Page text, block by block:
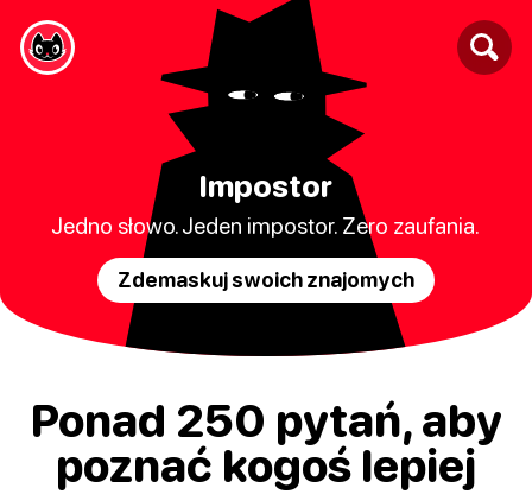
Impostor
Jedno słowo. Jeden impostor. Zero zaufania.
Zdemaskuj swoich znajomych
Ponad 250 pytań, aby
poznać kogoś lepiej